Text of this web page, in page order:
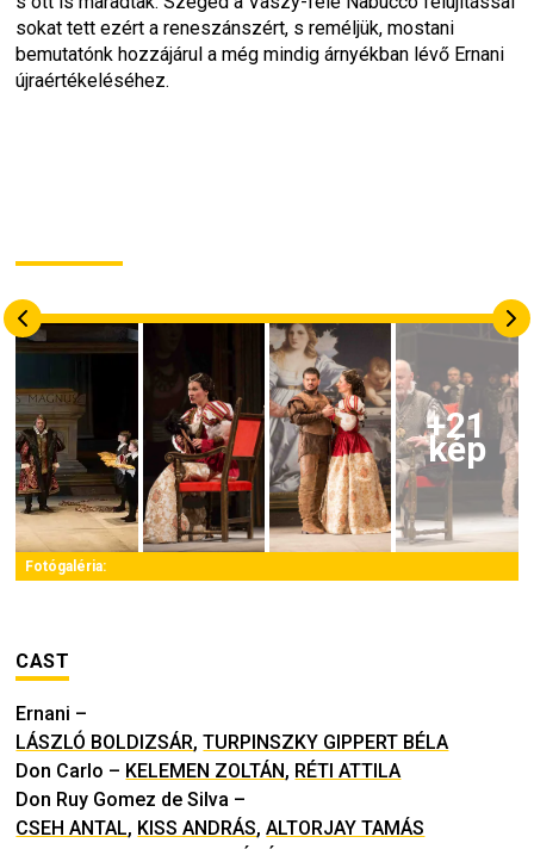
sokat tett ezért a reneszánszért, s reméljük, mostani
bemutatónk hozzájárul a még mindig árnyékban lévő Ernani
újraértékeléséhez.
+21
kép
Fotógaléria:
CAST
Ernani –
LÁSZLÓ BOLDIZSÁR,TURPINSZKY GIPPERT BÉLA
Don Carlo – KELEMEN ZOLTÁN, RÉTI ATTILA
Don Ruy Gomez de Silva –
CSEH ANTAL, KISS ANDRÁS,ALTORJAY TAMÁS